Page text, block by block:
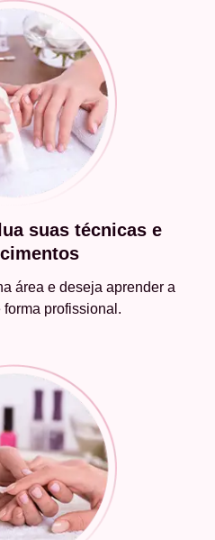
suas técnicas e
área e deseja aprender a
profissional.